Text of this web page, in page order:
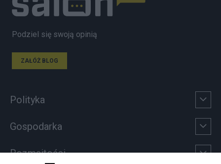
Podziel się swoją opinią
ZAŁÓŻ BLOG
Polityka
Gospodarka
Rozmaitości